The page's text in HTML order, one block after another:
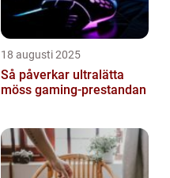
18 augusti 2025
Så påverkar ultralätta
möss gaming-prestandan